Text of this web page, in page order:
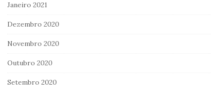
Janeiro 2021
Dezembro 2020
Novembro 2020
Outubro 2020
Setembro 2020